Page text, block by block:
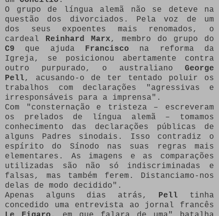
O grupo de língua alemã não se deteve na
questão dos divorciados. Pela voz de um
dos seus expoentes mais renomados, o
cardeal Reinhard Marx, membro do grupo do
C9 que ajuda Francisco na reforma da
Igreja, se posicionou abertamente contra
outro purpurado, o australiano George
Pell, acusando-o de ter tentado poluir os
trabalhos com declarações "agressivas e
irresponsáveis para a imprensa".
Com "consternação e tristeza – escreveram
os prelados de língua alemã – tomamos
conhecimento das declarações públicas de
alguns Padres sinodais. Isso contradiz o
espírito do Sínodo nas suas regras mais
elementares. As imagens e as comparações
utilizadas são não só indiscriminadas e
falsas, mas também ferem. Distanciamo-nos
delas de modo decidido".
Apenas alguns dias atrás, Pell tinha
concedido uma entrevista ao jornal francês